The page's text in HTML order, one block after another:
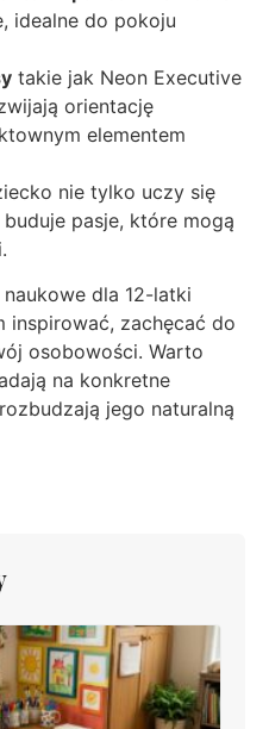
idealne do pokoju
takie jak Neon Executive
orientację
elementem
nie tylko uczy się
pasje, które mogą
dla 12-latki
inspirować, zachęcać do
osobowości. Warto
na konkretne
jego naturalną